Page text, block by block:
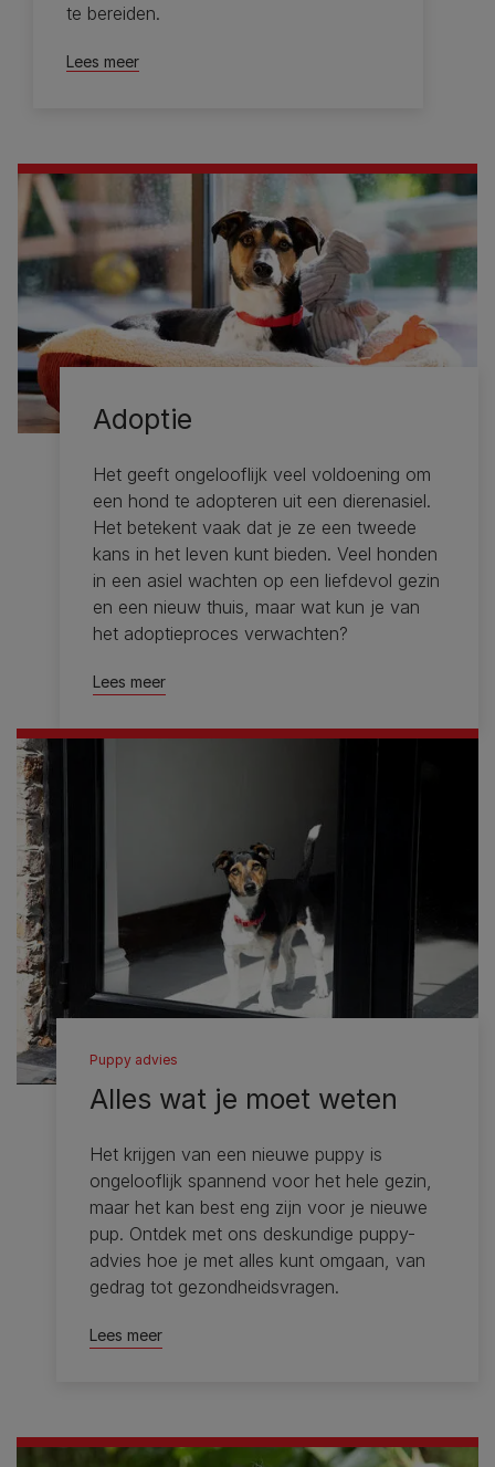
te bereiden.
Lees meer
Adoptie
Het geeft ongelooflijk veel voldoening om
een ​​hond te adopteren uit een dierenasiel.
Het betekent vaak dat je ze een tweede
kans in het leven kunt bieden. Veel honden
in een asiel wachten op een liefdevol gezin
en een nieuw thuis, maar wat kun je van
het adoptieproces verwachten?
Lees meer
Puppy advies
Alles wat je moet weten
Het krijgen van een nieuwe puppy is
ongelooflijk spannend voor het hele gezin,
maar het kan best eng zijn voor je nieuwe
pup. Ontdek met ons deskundige puppy-
advies hoe je met alles kunt omgaan, van
gedrag tot gezondheidsvragen.
Lees meer